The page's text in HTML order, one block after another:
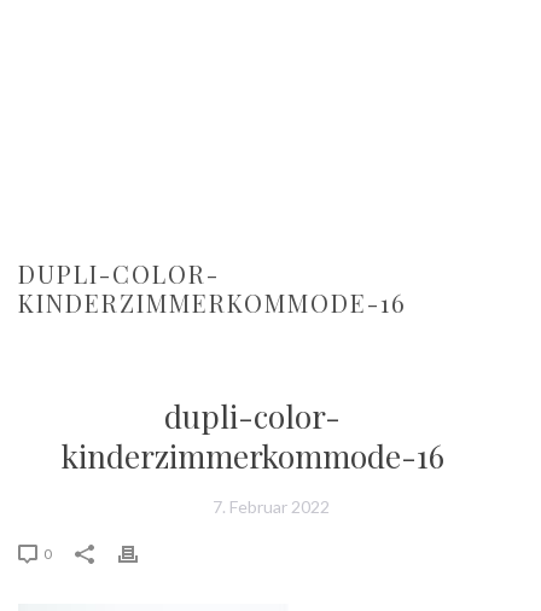
DUPLI-COLOR-
KINDERZIMMERKOMMODE-16
dupli-color-
kinderzimmerkommode-16
7. Februar 2022
0